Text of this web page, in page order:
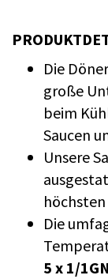
Die
große
beim
Saucen
Unsere
Die
5 x 1/